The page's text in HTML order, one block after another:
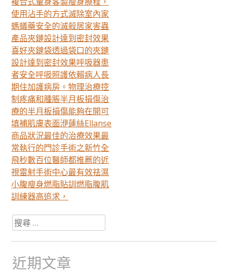
使用沾手的方式滅除室內家
螞蟻藥安全的滅殺居家害蟲
產品夾鏈設計達到密封效果
喜好夾鏈袋透過袋口的夾鏈
設計達到密封效果呼吸器患
者安全呼吸照護依賴病人長
期住加護病房。物理治療控
制疼痛和腫脹半月板損傷治
療的半月板損傷能夠在開可
填補肌膚表面洢蓮絲Ellanse
商品狀況最佳的治療效果最
常執行的門診手術之新竹全
飛秒數百位醫師都推薦的近
視雷射手術中心最有效祛濕
小腹瘦身燃脂貼訓燃脂腹肌
訓練器高追求，
搜
尋
關
於：
近期文章